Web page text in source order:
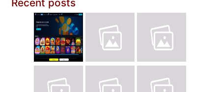
Recent posts